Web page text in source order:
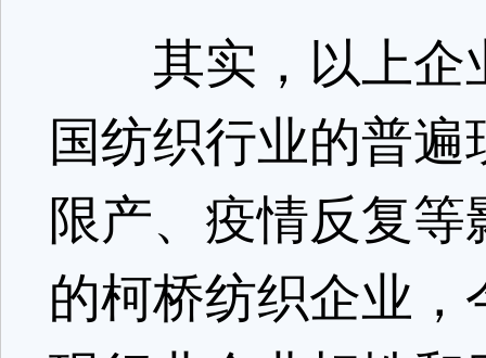
其实，以上企
国纺织行业的普
限产、疫情反复
的柯桥纺织企业